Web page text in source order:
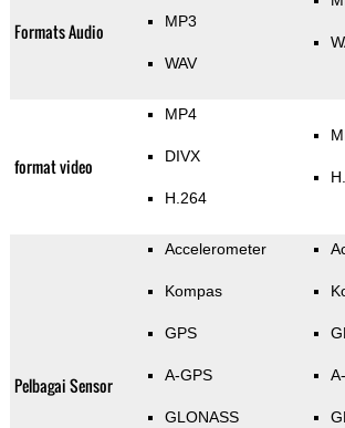
Formats Audio MP3
WAV
format video
MP4
DIVX
H.264
Pelbagai Sensor
Accelerometer
Kompas
GPS
A-GPS
GLONASS